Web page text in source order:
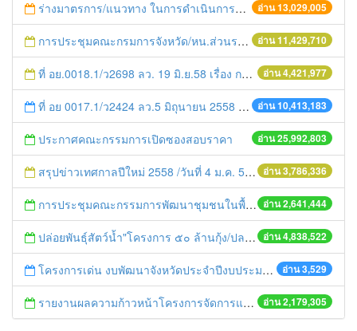
อ่าน 13,029,005
ร่างมาตรการ/แนวทาง ในการดำเนินการประกอบการตรวจราชการแบบบูรณาการ
อ่าน 11,429,710
การประชุมคณะกรมการจังหวัด/หน.ส่วนราชการประจำเดือน มิถุนายน 2558
อ่าน 4,421,977
ที่ อย.0018.1/ว2698 ลว. 19 มิ.ย.58 เรื่อง การแก้ไขปัญหาหนี้สินให้แก่เกษตรกร
อ่าน 10,413,183
ที่ อย 0017.1/ว2424 ลว.5 มิถุนายน 2558 เรื่อง แจ้งกำหนดตรวจประเมินและให้คะแนนหน่วยงานที่สมัครเข้าร่วมโครงการพัฒนาหน่วยงานต้นแบบในการจัดตั้งศูนย์ข้อมูลข่าวสารของราชการฯ ประจำปีงบประมาณ พ.ศ. 2558
อ่าน 25,992,803
ประกาศคณะกรรมการเปิดซองสอบราคา
อ่าน 3,786,336
สรุปข่าวเทศกาลปีใหม่ 2558 /วันที่ 4 ม.ค. 58
อ่าน 2,641,444
การประชุมคณะกรรมการพัฒนาชุมชนในพื้นที่รอบโรงไฟฟ้า (คพรฟ.) ครั้งที่ 2/2558 กองทุนพัฒนาไฟฟ้าบริษัท โรจนะเพาเวอร์ จำกัด
อ่าน 4,838,522
ปล่อยพันธุ์สัตว์น้ำ"โครงการ ๕๐ ล้านกุ้ง/ปลา ฟื้นชีวิตใหม่ให้เจ้าพระยา
อ่าน 3,529
โครงการเด่น งบพัฒนาจังหวัดประจำปีงบประมาณ พ.ศ. ๒๕๕๖
อ่าน 2,179,305
รายงานผลความก้าวหน้าโครงการจัดการแก้ไขปัญหาขยะ สัปดาห์ที่ 9/2558